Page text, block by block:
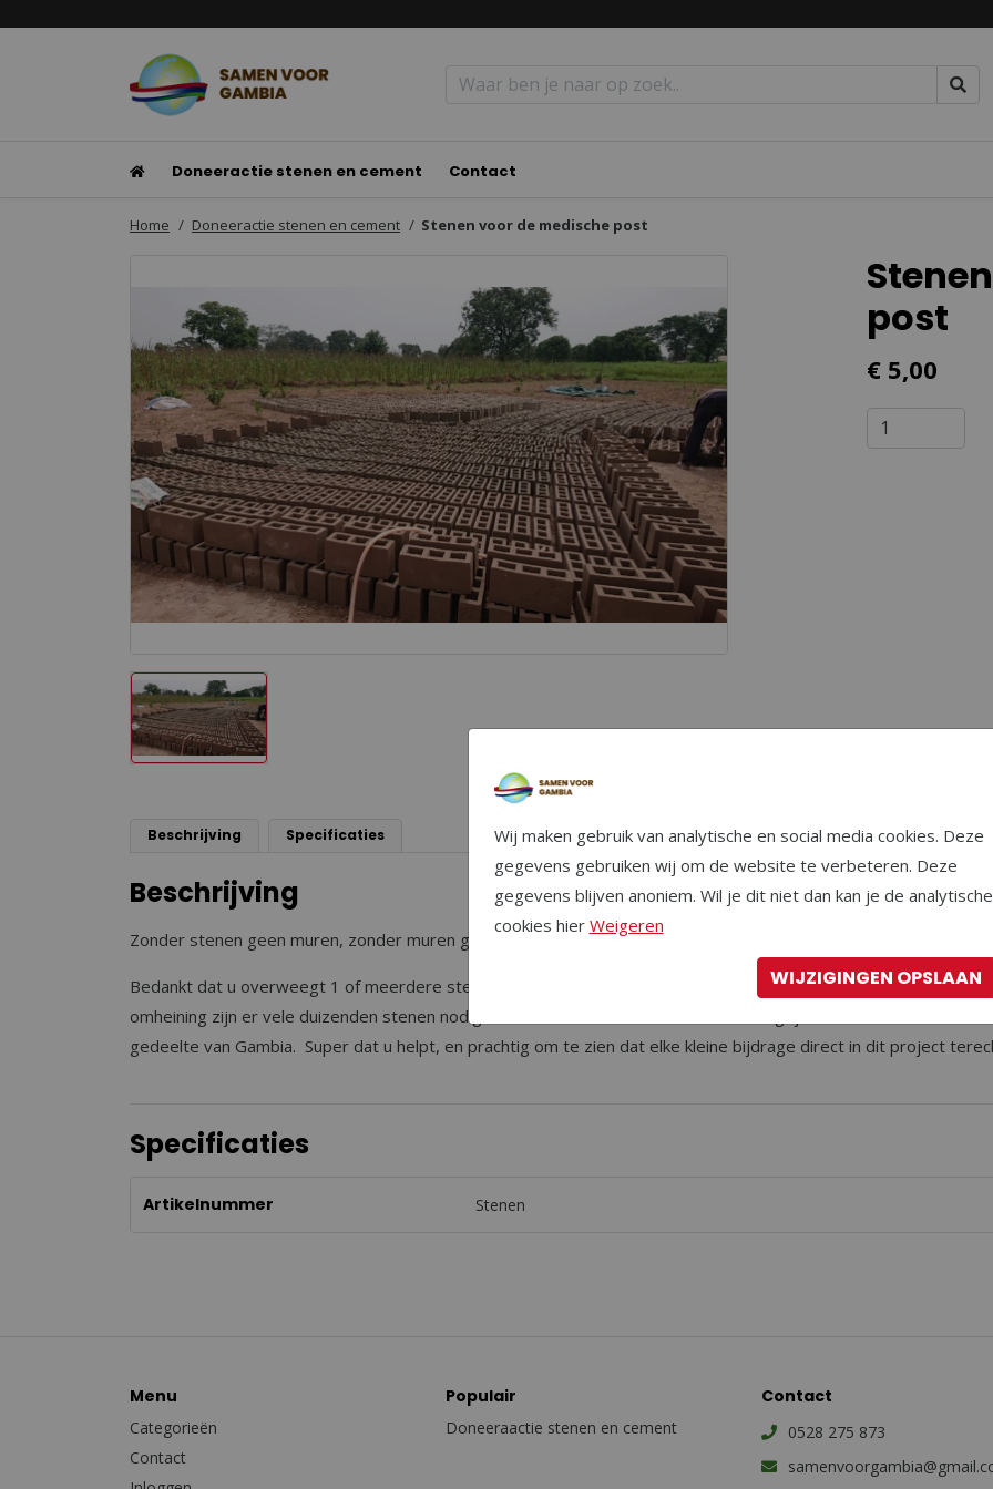
Doneeractie stenen en cement Contact
Home Doneeractie stenen en cement Stenen voor de medische post
post
€ 5,00
Beschrijving Specificaties
Beschrijving
Zonder stenen geen muren, zonder muren geen gebouw en zonder gebouw geen medische post.
Bedankt dat u overweegt 1 of meerdere stenen te doneren voor de bouw van deze medische post. Voor alle
omheining zijn er vele duizenden stenen nodig. En elke steen is er één en even belangrijk. Elke steen is ook een
gedeelte van Gambia. Super dat u helpt, en prachtig om te zien dat elke kleine bijdrage direct in dit project
Specificaties
Artikelnummer Stenen
Menu
Categorieën
Contact
Populair
Doneeraactie stenen en cement
Contact
0528 275 873
Wij maken gebruik van analytische en social media cookies. Deze
gegevens gebruiken wij om de website te verbeteren. Deze
gegevens blijven anoniem. Wil je dit niet dan kan je de analytische
cookies hier Weigeren
WIJZIGINGEN OPSLAAN